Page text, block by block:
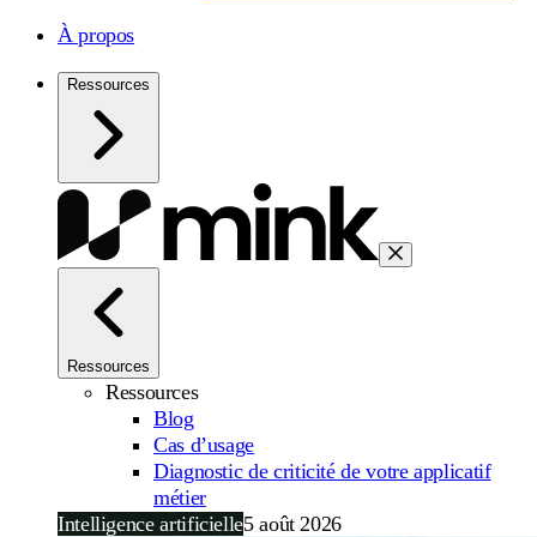
À propos
Ressources
Ressources
Ressources
Blog
Cas d’usage
Diagnostic de criticité de votre applicatif
métier
Intelligence artificielle5 août 2026